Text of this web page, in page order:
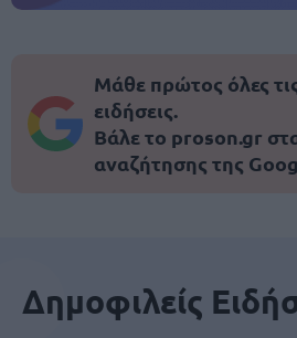
Μάθε πρώτος όλες
ειδήσεις.
Βάλε το proson.gr
αναζήτησης της
Δημοφιλείς